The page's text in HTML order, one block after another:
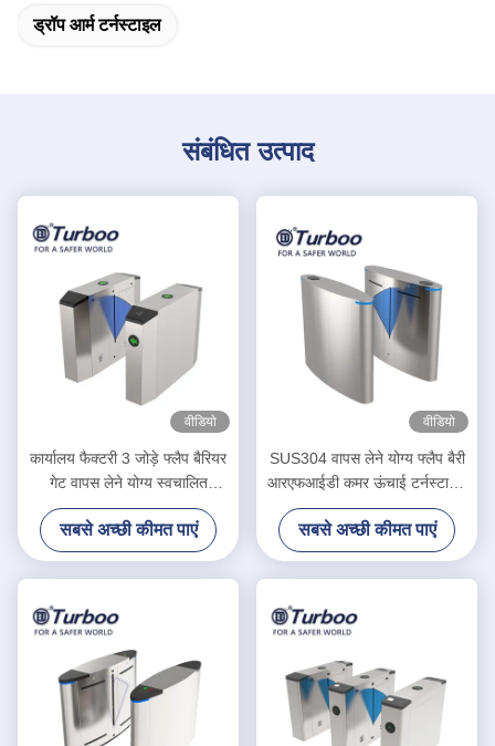
ड्रॉप आर्म टर्नस्टाइल
संबंधित उत्पाद
वीडियो
कार्यालय फैक्टरी 3 जोड़े फ्लैप बैरियर
गेट वापस लेने योग्य स्वचालित
डिजाइन
सबसे अच्छी कीमत पाएं
वीडियो
SUS304 वापस लेने योग्य फ्लैप बैरी
आरएफआईडी कमर ऊंचाई टर्नस्टाइल
गेट सिस्टम:
सबसे अच्छी कीमत पाएं